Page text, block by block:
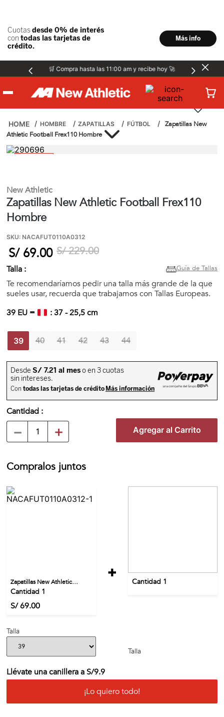
🛒 Compra hasta las 11:00 am y recibe hoy 🚀
Hombre
Accesorios
🏃‍♀️🏃‍♂️ Zona del Hincha
👀 Lo Nuevo
🤑 Zona Outlet
Mi cuenta
Favoritos
Tiendas
HOMBRE ZAPATILLAS FÚTBOL
Zapatillas New
Athletic Football Frex110 Hombre
New Athletic
Zapatillas New Athletic Football Frex110
Hombre
SKU: NACAFUT0110A0312
S/ 229.00
S/ 69.00
Talla : Guía de Tallas
Te recomendaríamos pedir una talla más grande de la que
sueles usar, recuerda que trabajamos con Tallas Europeas.
39 EU = :37-25,5cm
39 40 41 42 43 44
Cantidad
＋
－ Agregar al Carrito
Compralos juntos
Zapatillas New Athletic
Football Frex110 Hombre
Cantidad 1
S/ 69.00
Talla
+
Cantidad 1
Talla
Llévate una canillera a S/9.9
¡Lo quiero todo!